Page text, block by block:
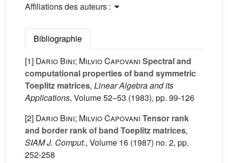
Affiliations des auteurs :
Bibliographie
[1] Dario Bini; Milvio Capovani Spectral and
computational properties of band symmetric
Toeplitz matrices, Linear Algebra and its
Applications, Volume 52–53 (1983), pp. 99-126
[2] Dario Bini; Milvio Capovani Tensor rank
and border rank of band Toeplitz matrices,
SIAM J. Comput., Volume 16 (1987) no. 2, pp.
252-258